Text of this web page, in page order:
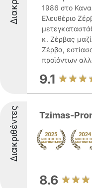
1986 στο
Ελευθέριο
κ. Ζέρβας
Ζέρβα,
προϊόντων
9.1
Διακριθέντες Tzimas-
8.6